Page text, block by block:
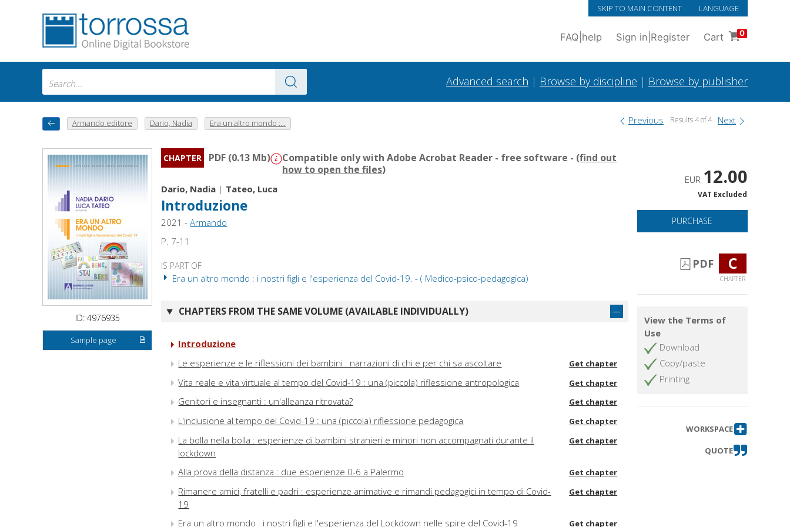
SKIP TO MAIN CONTENT LANGUAGE
FAQ help Sign in Register Cart 0
Advanced search | Browse by discipline | Browse by publisher
Armando editore Dario, Nadia Era un altro mondo :... Previous Results 4 of 4 Next
ID: 4976935
Sample page
CHAPTER PDF (0.13 Mb) Compatible only with Adobe Acrobat Reader - free software - (find out
how to open the files)
Dario, Nadia | Tateo, Luca
Introduzione
2021 -Armando
P. 7-11
IS PART OF
Era un altro mondo : i nostri figli e l'esperienza del Covid-19. - ( Medico-psico-pedagogica)
CHAPTERS FROM THE SAME VOLUME (AVAILABLE INDIVIDUALLY)
Introduzione
Le esperienze e le riflessioni dei bambini : narrazioni di chi e per chi sa ascoltare
Get chapter
Vita reale e vita virtuale al tempo del Covid-19 : una (piccola) riflessione antropologica Get chapter
Genitori e insegnanti : un'alleanza ritrovata? Get chapter
L'inclusione al tempo del Covid-19 : una (piccola) riflessione pedagogica Get chapter
La bolla nella bolla : esperienze di bambini stranieri e minori non accompagnati durante il
lockdown
Get chapter
Alla prova della distanza : due esperienze 0-6 a Palermo Get chapter
Rimanere amici, fratelli e padri : esperienze animative e rimandi pedagogici in tempo di Covid-
19
Get chapter
Era un altro mondo : i nostri figli e l'esperienza del Lockdown nelle spire del Covid-19 Get chapter
EUR 12.00
VAT Excluded
PURCHASE
PDF C
CHAPTER
View the Terms of
Use
Download
Copy/paste
Printing
WORKSPACE
QUOTE